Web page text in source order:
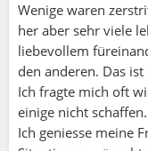
Wenige waren
her aber sehr viele
liebevollem
den anderen. Das
Ich fragte mich oft
einige nicht
Ich geniesse meine